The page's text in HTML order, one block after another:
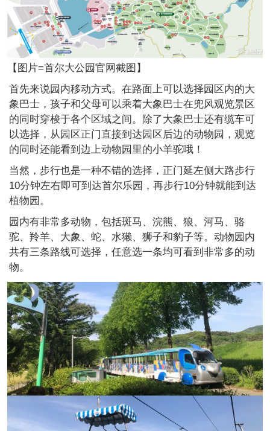
【图片=首尔大公园官网截图】
首先来说园内移动方式。在路面上可以选择园区内的大
象巴士，孩子和父母可以乘着大象巴士在兜风观览景区
的同时穿梭于各个区域之间。除了大象巴士还有缆车可
以选择，从园区正门直接到达园区后边的动物园，观览
的同时还能看到边上动物园里的小羊驼哦！
当然，‍步行也是一种不错的选择，正门延左侧大路步行
10分钟左右即可到达首尔乐园，再步行10分钟就能到达
植物园。
园内有非常多动物，包括斑马、浣熊、狼、河马、骆
驼、羚羊、大象、蛇、水獭、狮子和豹子等。动物园内
共有三条路线可选择，任意选一条均可看到非常多的动
物。